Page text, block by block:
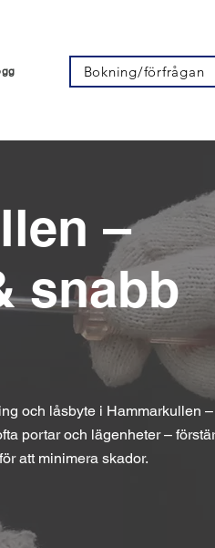
Bokning/förfrågan
–
snabb
och låsbyte i Hammarkullen
portar och lägenheter –
att minimera skador.